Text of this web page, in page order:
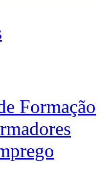
Formação